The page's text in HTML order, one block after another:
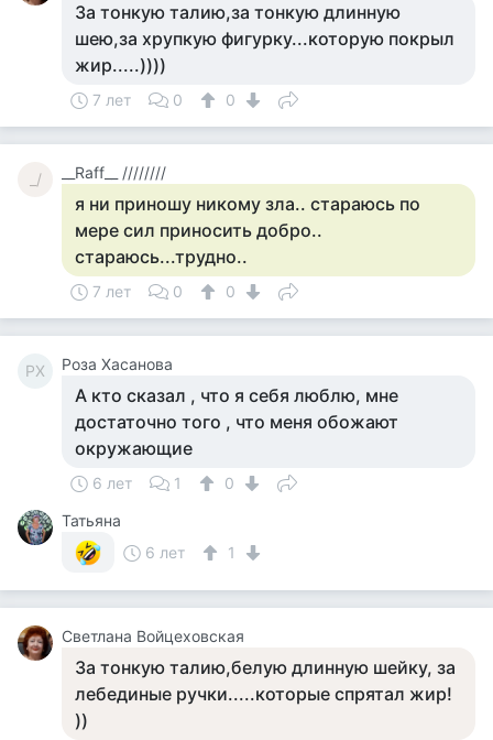
За тонкую талию,за тонкую длинную
шею,за хрупкую фигурку...которую покрыл
жир.....))))
7 лет 0 0
_/ __Raff__ ////////
я ни приношу никому зла.. стараюсь по
мере сил приносить добро..
стараюсь...трудно..
7 лет 0 0
РХ Роза Хасанова
А кто сказал , что я себя люблю, мне
достаточно того , что меня обожают
окружающие
6 лет 1
0
Татьяна
6 лет
1
Светлана Войцеховская
За тонкую талию,белую длинную шейку, за
лебединые ручки.....которые спрятал жир!
))